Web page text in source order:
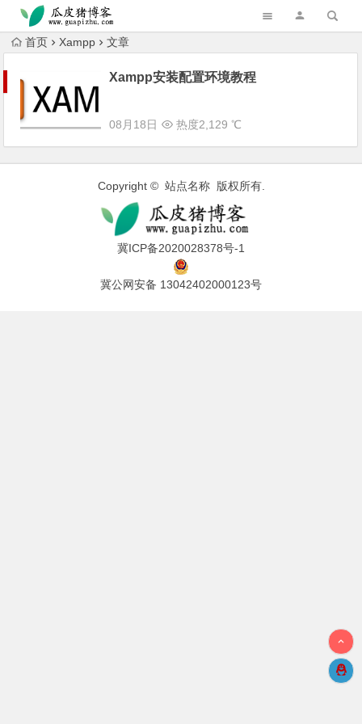
跳转到主内容
首页 Xampp 文章
Xampp安装配置环境教程
08月18日 热度2,129 ℃
Copyright © 站点名称 版权所有.
冀ICP备2020028378号-1
冀公网安备 13042402000123号